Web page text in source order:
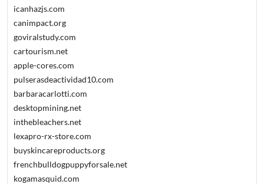
icanhazjs.com
canimpact.org
goviralstudy.com
cartourism.net
apple-cores.com
pulserasdeactividad10.com
barbaracarlotti.com
desktopmining.net
inthebleachers.net
lexapro-rx-store.com
buyskincareproducts.org
frenchbulldogpuppyforsale.net
kogamasquid.com